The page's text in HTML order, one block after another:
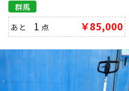
群馬
あと 1 点 ￥85,000